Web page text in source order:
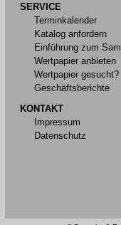
SERVICE
Terminkalender
Katalog anfordern
Einführung zum
Wertpapier anbieten
Wertpapier gesucht?
Geschäftsberichte
KONTAKT
Impressum
Datenschutz